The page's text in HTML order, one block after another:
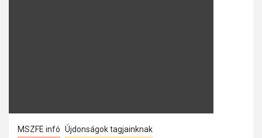
MSZFE infó Újdonságok tagjainknak